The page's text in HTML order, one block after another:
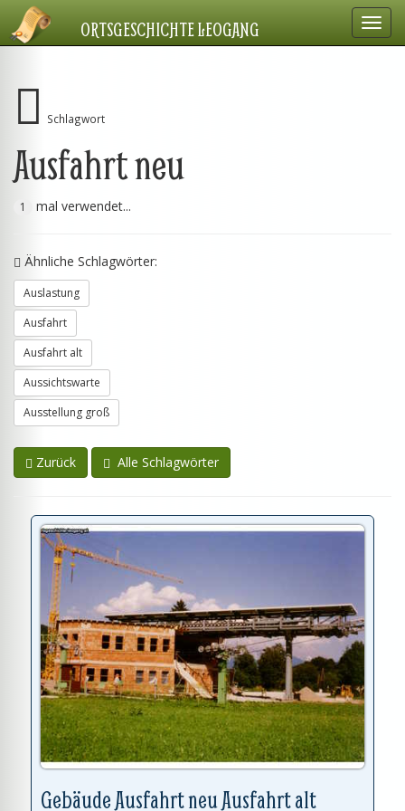
ORTSGESCHICHTE LEOGANG
Schlagwort
Ausfahrt neu
1 mal verwendet...
Ähnliche Schlagwörter:
Auslastung
Ausfahrt
Ausfahrt alt
Aussichtswarte
Ausstellung groß
Zurück Alle Schlagwörter
Gebäude Ausfahrt neu Ausfahrt alt